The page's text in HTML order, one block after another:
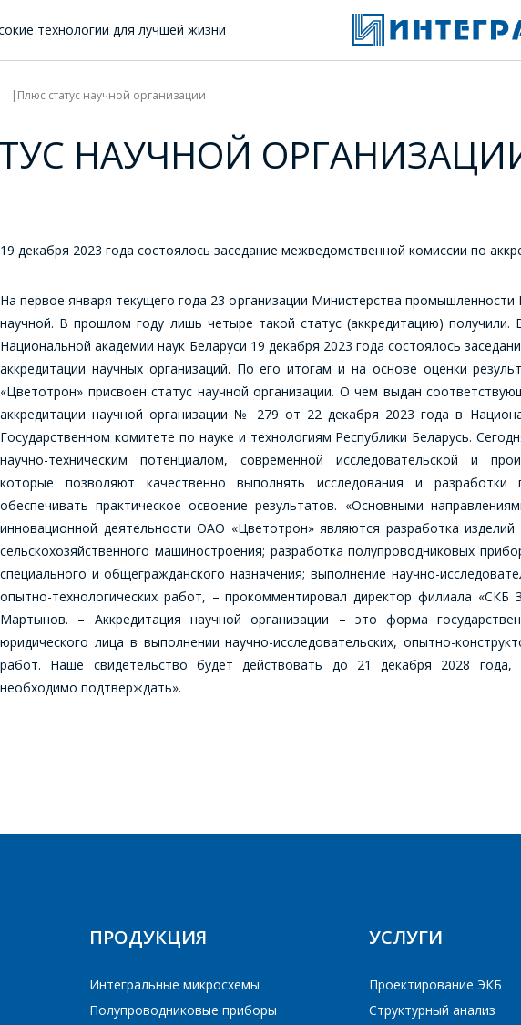
технологии для лучшей жизни
ПОИСК
Плюс статус научной организации
НАУЧНОЙ
19 декабря 2023 года состоялось заседание межведомственной комиссии по
На первое января текущего года 23 организации Министерства промышленности
научной. В прошлом году лишь четыре такой статус (аккредитацию)
Национальной академии наук Беларуси 19 декабря 2023 года состоялось
аккредитации научных организаций. По его итогам и на основе оценки
«Цветотрон» присвоен статус научной организации. О чем выдан
аккредитации научной организации № 279 от 22 декабря 2023 года в
Государственном комитете по науке и технологиям Республики Беларусь.
научно-техническим потенциалом, современной исследовательской и
которые позволяют качественно выполнять исследования и разработки
обеспечивать практическое освоение результатов. «Основными
инновационной деятельности ОАО «Цветотрон» являются разработка
сельскохозяйственного машиностроения; разработка полупроводниковых
специального и общегражданского назначения; выполнение научно-
опытно-технологических работ, – прокомментировал директор филиала «СКБ
Мартынов. – Аккредитация научной организации – это форма
юридического лица в выполнении научно-исследовательских, опытно-
работ. Наше свидетельство будет действовать до 21 декабря 2028 года,
необходимо подтверждать».
ПРОДУКЦИЯ
Интегральные микросхемы
Полупроводниковые приборы
УСЛУГИ
Проектирование ЭКБ
Структурный анализ
ОФОРМИТЬ ЗАКАЗ
Форма предназначена для юридических лиц и ИП.
Продажи физическим лицам осуществляются в ТД
"ИНТЕГРАЛ", тел.+375 (17) 350-94-32
Укажите интересующее Вас изделие, и сотрудники
компании свяжутся с Вами по вопросам стоимости
сроков поставки.
Фамилия Имя*
Интересующий товар/услуга, их количество
ЗАДАТЬ ВОПРОС
СОТРУДНИКИ КОМПАНИИ С
ОТВЕТЯТ НА ВАШИ ВОПРОСЫ
Ваше имя
Телефон
Сообщение